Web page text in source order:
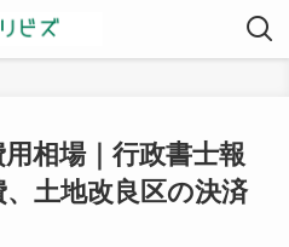
相場｜行政書士報
土地改良区の決済